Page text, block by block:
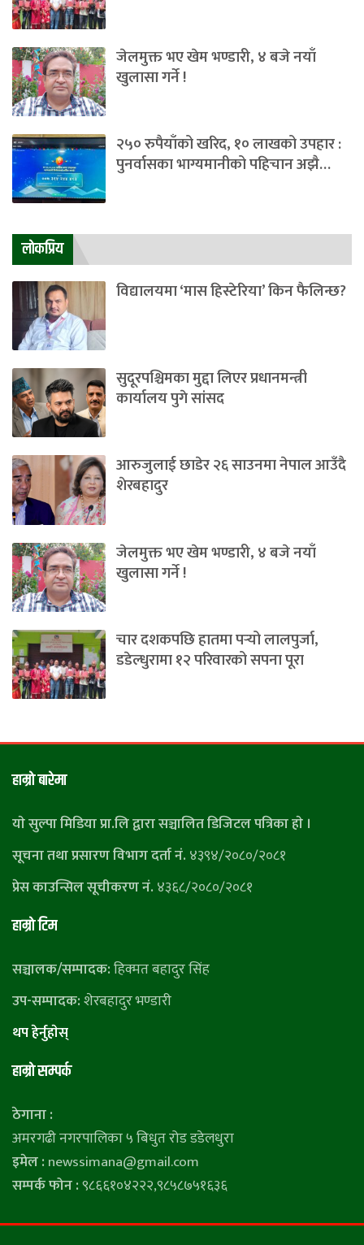
जेलमुक्त भए खेम भण्डारी, ४ बजे नयाँ
खुलासा गर्ने !
२५० रुपैयाँको खरिद, १० लाखको उपहार :
पुनर्वासका भाग्यमानीको पहिचान अझै…
लाेकप्रिय
विद्यालयमा ‘मास हिस्टेरिया’ किन फैलिन्छ?
सुदूरपश्चिमका मुद्दा लिएर प्रधानमन्त्री
कार्यालय पुगे सांसद
आरुजुलाई छाडेर २६ साउनमा नेपाल आउँदै
शेरबहादुर
जेलमुक्त भए खेम भण्डारी, ४ बजे नयाँ
खुलासा गर्ने !
चार दशकपछि हातमा पर्‍यो लालपुर्जा,
डडेल्धुरामा १२ परिवारको सपना पूरा
हाम्राे बारेमा
याे सुल्पा मिडिया प्रा.लि द्वारा सञ्चालित डिजिटल पत्रिका हाे ।
सूचना तथा प्रसारण विभाग दर्ता नं. ४३९४/२०८०/२०८१
प्रेस काउन्सिल सूचीकरण नं. ४३६८/२०८०/२०८१
हाम्राे टिम
सञ्चालक/सम्पादक:हिक्मत बहादुर सिंह
उप-सम्पादक:शेरबहादुर भण्डारी
थप हेर्नुहाेस्
हाम्राे सम्पर्क
ठेगाना :
अमरगढी नगरपालिका ५ बिधुत रोड डडेलधुरा
इमेल : newssimana@gmail.com
सम्पर्क फोन :९८६६१०४२२२,९८५८७५१६३६